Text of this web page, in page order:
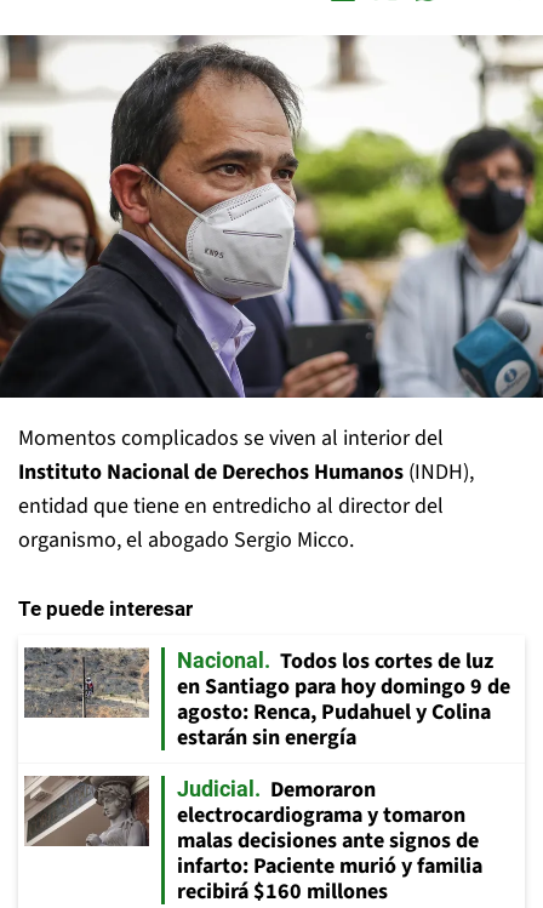
Momentos complicados se viven al interior del
Instituto Nacional de Derechos Humanos (INDH),
entidad que tiene en entredicho al director del
organismo, el abogado Sergio Micco.
Te puede interesar
Nacional
Todos los cortes de luz
en Santiago para hoy domingo 9 de
agosto: Renca, Pudahuel y Colina
estarán sin energía
Judicial
Demoraron
electrocardiograma y tomaron
malas decisiones ante signos de
infarto: Paciente murió y familia
recibirá $160 millones